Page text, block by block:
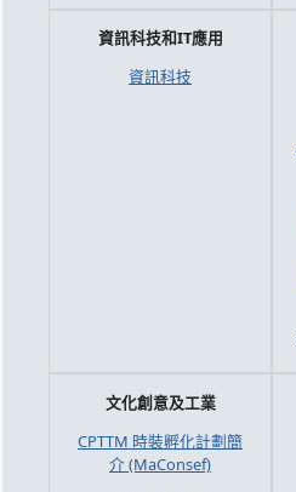
資訊科技和IT應用
資訊科技
文化創意及工業
CPTTM 時裝孵化計劃簡
介 (MaConsef)